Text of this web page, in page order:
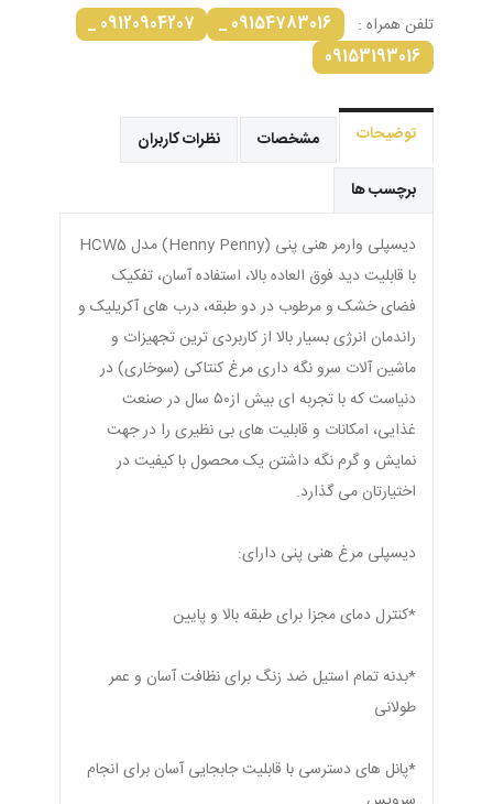
تلفن همراه : 09154783016 _
09120904207 _
09153193016
توضیحات مشخصات
نظرات کاربران
برچسب ها
دیسپلی وارمر هنی پنی (Henny Penny) مدل HCW5
با قابلیت دید فوق العاده بالا، استفاده آسان، تفکیک
فضای خشک و مرطوب در دو طبقه، درب های آکریلیک و
راندمان انرژی بسیار بالا از کاربردی ترین تجهیزات و
ماشین آلات سرو نگه داری مرغ کنتاکی (سوخاری) در
دنیاست که با تجربه ­ای بیش از۵۰ سال در صنعت
غذایی، امکانات و قابلیت های بی نظیری را در جهت
نمایش و گرم نگه داشتن یک محصول با کیفیت در
اختیارتان می­ گذارد.
دیسپلی مرغ هنی پنی دارای:
*کنترل دمای مجزا برای طبقه بالا و پایین
*بدنه تمام استیل ضد زنگ برای نظافت آسان و عمر
طولانی
*پانل های دسترسی با قابلیت جابجایی آسان برای انجام